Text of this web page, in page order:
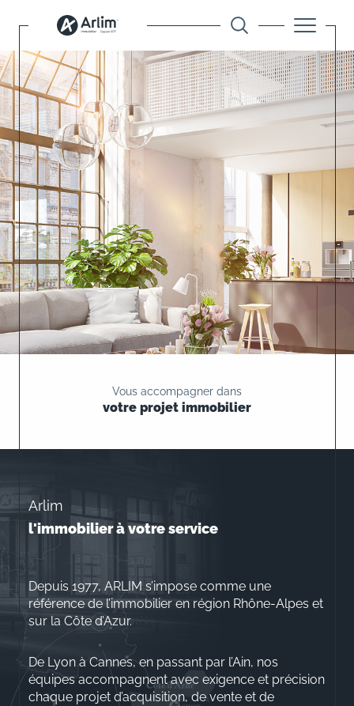
Vous accompagner dans
votre projet immobilier
Arlim
l'immobilier à votre service
Depuis 1977, ARLIM s’impose comme une
référence de l’immobilier en région Rhône-Alpes et
sur la Côte d’Azur.
De Lyon à Cannes, en passant par l’Ain, nos
équipes accompagnent avec exigence et précision
chaque projet d’acquisition, de vente et de